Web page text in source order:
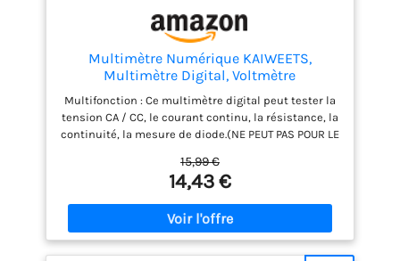
Multimètre Numérique KAIWEETS,
Multimètre Digital, Voltmètre
Multifonctions 2000 Comptes, Testeur
Électrique, Ohmmètre, Mesure La Tension
CA/CC, Courant CC, Résistance,
Continuité, Diode
Multifonction : Ce multimètre digital peut tester la
tension CA / CC, le courant continu, la résistance, la
continuité, la mesure de diode.(NE PEUT PAS POUR LE
données pour une lecture rapide, la fonction de
rétroéclairage vous aide à tester clairement dans
un endroit sombre. Test facile : Tourner le
commutateur rotatif pour choisir la fonction que
vous souhaitez tester (assurer que le commutateur
rotatif est situé sur la bonne plage de test.),
15,99 €
14,43 €